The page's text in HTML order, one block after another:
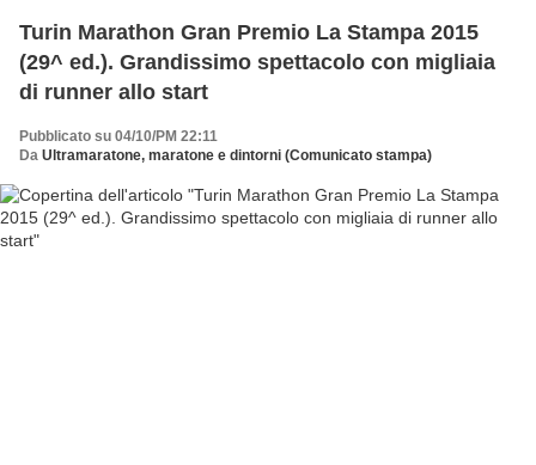
Turin Marathon Gran Premio La Stampa 2015
(29^ ed.). Grandissimo spettacolo con migliaia
di runner allo start
Pubblicato su 04/10/PM 22:11
Da Ultramaratone, maratone e dintorni (Comunicato stampa)